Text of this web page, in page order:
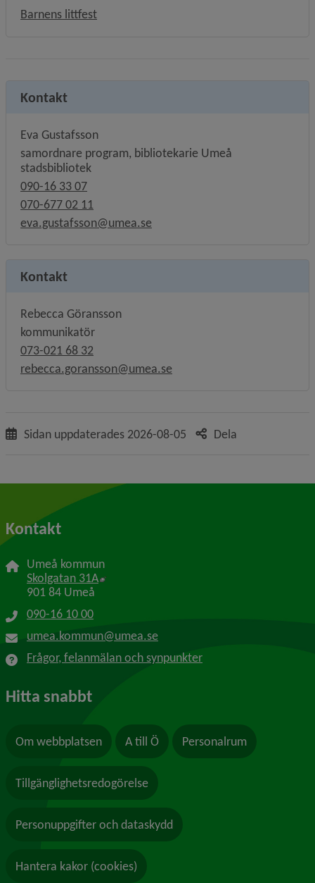
Barnens littfest
Kontakt
Eva Gustafsson
samordnare program, bibliotekarie Umeå
stadsbibliotek
090-16 33 07
070-677 02 11
eva.gustafsson@umea.se
Kontakt
Rebecca Göransson
kommunikatör
073-021 68 32
rebecca.goransson@umea.se
Sidan uppdaterades 2026-08-05 Dela
Kontakt
Umeå kommun
Skolgatan 31A Länk till annan webbplats, öppnas i nytt
901 84 Umeå
090-16 10 00
umea.kommun@umea.se
Frågor, felanmälan och synpunkter
Hitta snabbt
Om webbplatsen A till Ö Personalrum
Tillgänglighetsredogörelse
Personuppgifter och dataskydd
Hantera kakor (cookies)